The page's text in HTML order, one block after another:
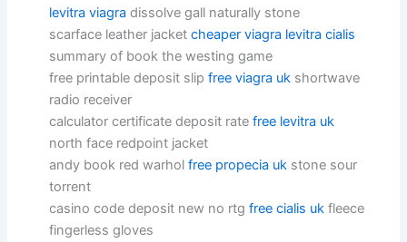
levitra viagra dissolve gall naturally stone
scarface leather jacketcheaper viagra levitra cialis
summary of book the westing game
free printable deposit slipfree viagra uk shortwave
radio receiver
calculator certificate deposit ratefree levitra uk
north face redpoint jacket
andy book red warholfree propecia uk stone sour
torrent
casino code deposit new no rtgfree cialis uk fleece
fingerless gloves